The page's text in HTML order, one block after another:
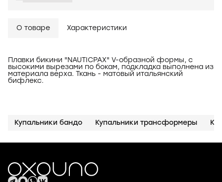
О товаре Характеристики
Плавки бикини "NAUTICPAX" V-образной формы, с
высокими вырезами по бокам, подкладка выполнена из
материала верха. Ткань - матовый итальянский
бифлекс.
Купальники бандо Купальники трансформеры